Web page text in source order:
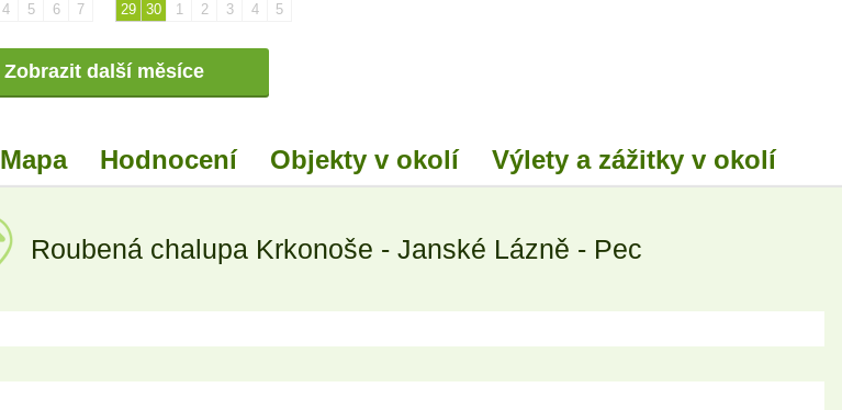
4 5 6 7
29 30 1 2 3 4 5
Zobrazit další měsíce
Mapa Hodnocení Objekty v okolí Výlety a zážitky v okolí
Roubená chalupa Krkonoše - Janské Lázně - Pec